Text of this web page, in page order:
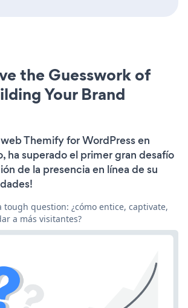
the Guesswork of
Your Brand
Themify for WordPress en
ha superado el primer gran desafío
de la presencia en línea de su
tough question: ¿cómo entice, captivate,
a más visitantes?